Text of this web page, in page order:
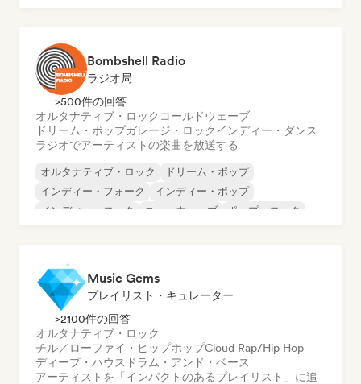
Bombshell Radio
ラジオ局
>500件の回答
オルタナティブ・ロック コールドウェーブ
ドリーム・ポップガレージ・ロックインディー・ダンス
ラジオでアーティストの楽曲を放送する
オルタナティブ・ロック
ドリーム・ポップ
インディー・フォーク
インディー・ポップ
インディー・ロック
ニューウェーブ
ポップ・ロック
Music Gems
プレイリスト・キュレーター
>2100件の回答
オルタナティブ・ロック
チル／ローファイ・ヒップホップCloud Rap/Hip Hop
ディープ・ハウス ドラム・アンド・ベース
アーティストを「インパクトのあるプレイリスト」に追